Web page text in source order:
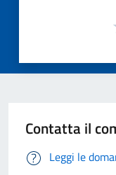
Contatta il
Leggi le